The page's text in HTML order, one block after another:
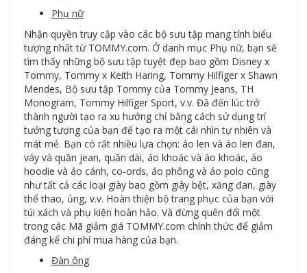
Phụ nữ
Nhận quyền truy cập vào các bộ sưu tập mang tính biểu
tượng nhất từ ​​TOMMY.com. Ở danh mục Phụ nữ, bạn sẽ
tìm thấy những bộ sưu tập tuyệt đẹp bao gồm Disney x
Tommy, Tommy x Keith Haring, Tommy Hilfiger x Shawn
Mendes, Bộ sưu tập Tommy của Tommy Jeans, TH
Monogram, Tommy Hilfiger Sport, v.v. Đã đến lúc trở
thành người tạo ra xu hướng chỉ bằng cách sử dụng trí
tưởng tượng của bạn để tạo ra một cái nhìn tự nhiên và
mát mẻ. Bạn có rất nhiều lựa chọn: áo len và áo len đan,
váy và quần jean, quần dài, áo khoác và áo khoác, áo
hoodie và áo cánh, co-ords, áo phông và áo polo cũng
như tất cả các loại giày bao gồm giày bệt, xăng đan, giày
thể thao, ủng, v.v. Hoàn thiện bộ trang phục của bạn với
túi xách và phụ kiện hoàn hảo. Và đừng quên đổi một
trong các Mã giảm giá TOMMY.com chính thức để giảm
đáng kể chi phí mua hàng của bạn.
Đàn ông